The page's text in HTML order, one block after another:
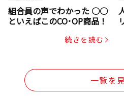
組合員の声でわかった ○○
といえばこのCO･OP商品！
続きを読む
一覧を